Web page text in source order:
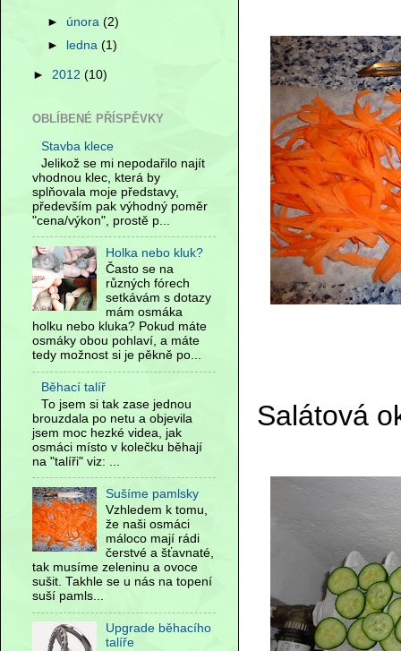
Salátová
► února(2)
►
ledna(1)
► 2012 (10)
OBLÍBENÉ PŘÍSPĚVKY
Stavba klece
Jelikož se mi nepodařilo najít
vhodnou klec, která by
splňovala moje představy,
především pak výhodný poměr
"cena/výkon", prostě p...
Holka nebo kluk?
Často se na
různých fórech
setkávám s dotazy
mám osmáka
holku nebo kluka? Pokud máte
osmáky obou pohlaví, a máte
tedy možnost si je pěkně po...
Běhací talíř
To jsem si tak zase jednou
brouzdala po netu a objevila
jsem moc hezké videa, jak
osmáci místo v kolečku běhají
na "talíři" viz: ...
Sušíme pamlsky
Vzhledem k tomu,
že naši osmáci
máloco mají rádi
čerstvé a šťavnaté,
tak musíme zeleninu a ovoce
sušit. Takhle se u nás na topení
suší pamls...
Upgrade běhacího
talíře